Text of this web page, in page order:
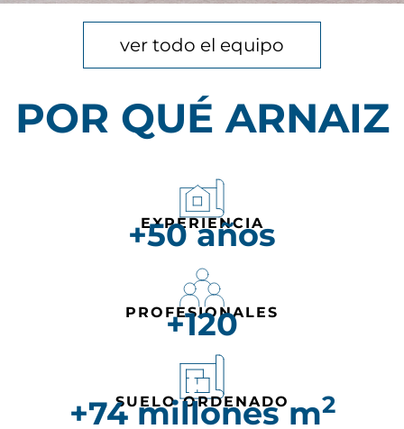
ver todo el equipo
POR QUÉ ARNAIZ
EXPERIENCIA
+50 años
PROFESIONALES
+120
SUELO ORDENADO
+74 millones m2